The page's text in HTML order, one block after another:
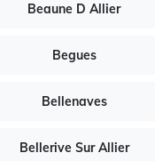
Beaune D Allier
Begues
Bellenaves
Bellerive Sur Allier